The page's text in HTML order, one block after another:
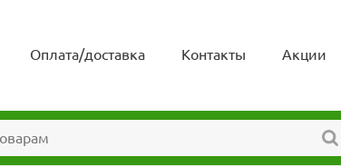
Оплата/доставка Контакты Акции